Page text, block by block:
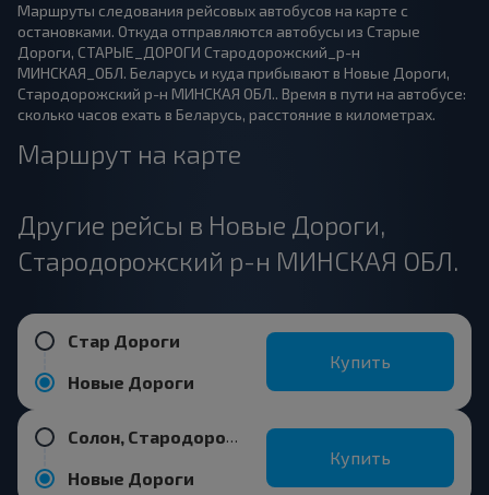
Маршруты следования рейсовых автобусов на карте с
остановками. Откуда отправляются автобусы из Старые
Дороги, СТАРЫЕ_ДОРОГИ Стародорожский_р-н
МИНСКАЯ_ОБЛ. Беларусь и куда прибывают в Новые Дороги,
Стародорожский р-н МИНСКАЯ ОБЛ.. Время в пути на автобусе:
сколько часов ехать в Беларусь, расстояние в километрах.
Маршрут на карте
Другие рейсы в Новые Дороги,
Стародорожский р-н МИНСКАЯ ОБЛ.
Стар Дороги
Новые Дороги
Купить
Солон, Стародорожский р-н МИНСКАЯ ОБЛ.
Новые Дороги
Купить